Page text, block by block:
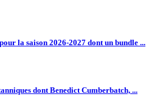
la saison 2026-2027 dont un bundle ...
dont Benedict Cumberbatch, ...